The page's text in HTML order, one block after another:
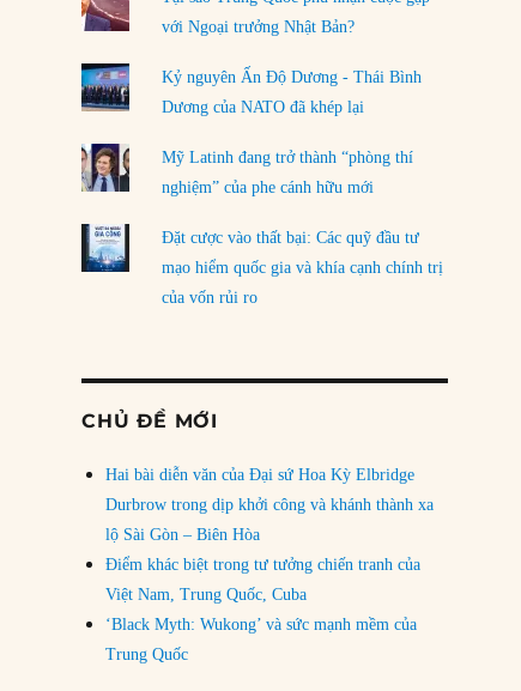
với Ngoại trưởng Nhật Bản?
Kỷ nguyên Ấn Độ Dương - Thái Bình
Dương của NATO đã khép lại
Mỹ Latinh đang trở thành “phòng thí
nghiệm” của phe cánh hữu mới
Đặt cược vào thất bại: Các quỹ đầu tư
mạo hiểm quốc gia và khía cạnh chính trị
của vốn rủi ro
CHỦ ĐỀ MỚI
Hai bài diễn văn của Đại sứ Hoa Kỳ Elbridge
Durbrow trong dịp khởi công và khánh thành xa
lộ Sài Gòn – Biên Hòa
Điểm khác biệt trong tư tưởng chiến tranh của
Việt Nam, Trung Quốc, Cuba
‘Black Myth: Wukong’ và sức mạnh mềm của
Trung Quốc